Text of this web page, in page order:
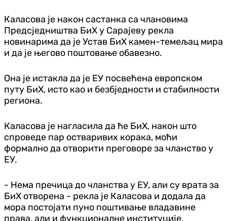
Каласова је након састанка са члановима
Предсједништва БиХ у Сарајеву рекла
новинарима да је Устав БиХ камен-темељац мира
и да је његово поштовање обавезно.
Она је истакла да је ЕУ посвећена европском
путу БиХ, исто као и безбједности и стабилности
региона.
Каласова је нагласила да ће БиХ, након што
спроведе пар остваривих корака, моћи
формално да отворити преговоре за чланство у
ЕУ.
- Нема пречица до чланства у ЕУ, али су врата за
БиХ отворена - рекла је Каласова и додала да
мора постојати пуно поштивање владавине
права, али и функционалне институције.